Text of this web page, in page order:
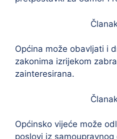
Općina može obavljati i
zakonima izrijekom
zainteresirana.
Općinsko vijeće može
poslovi iz